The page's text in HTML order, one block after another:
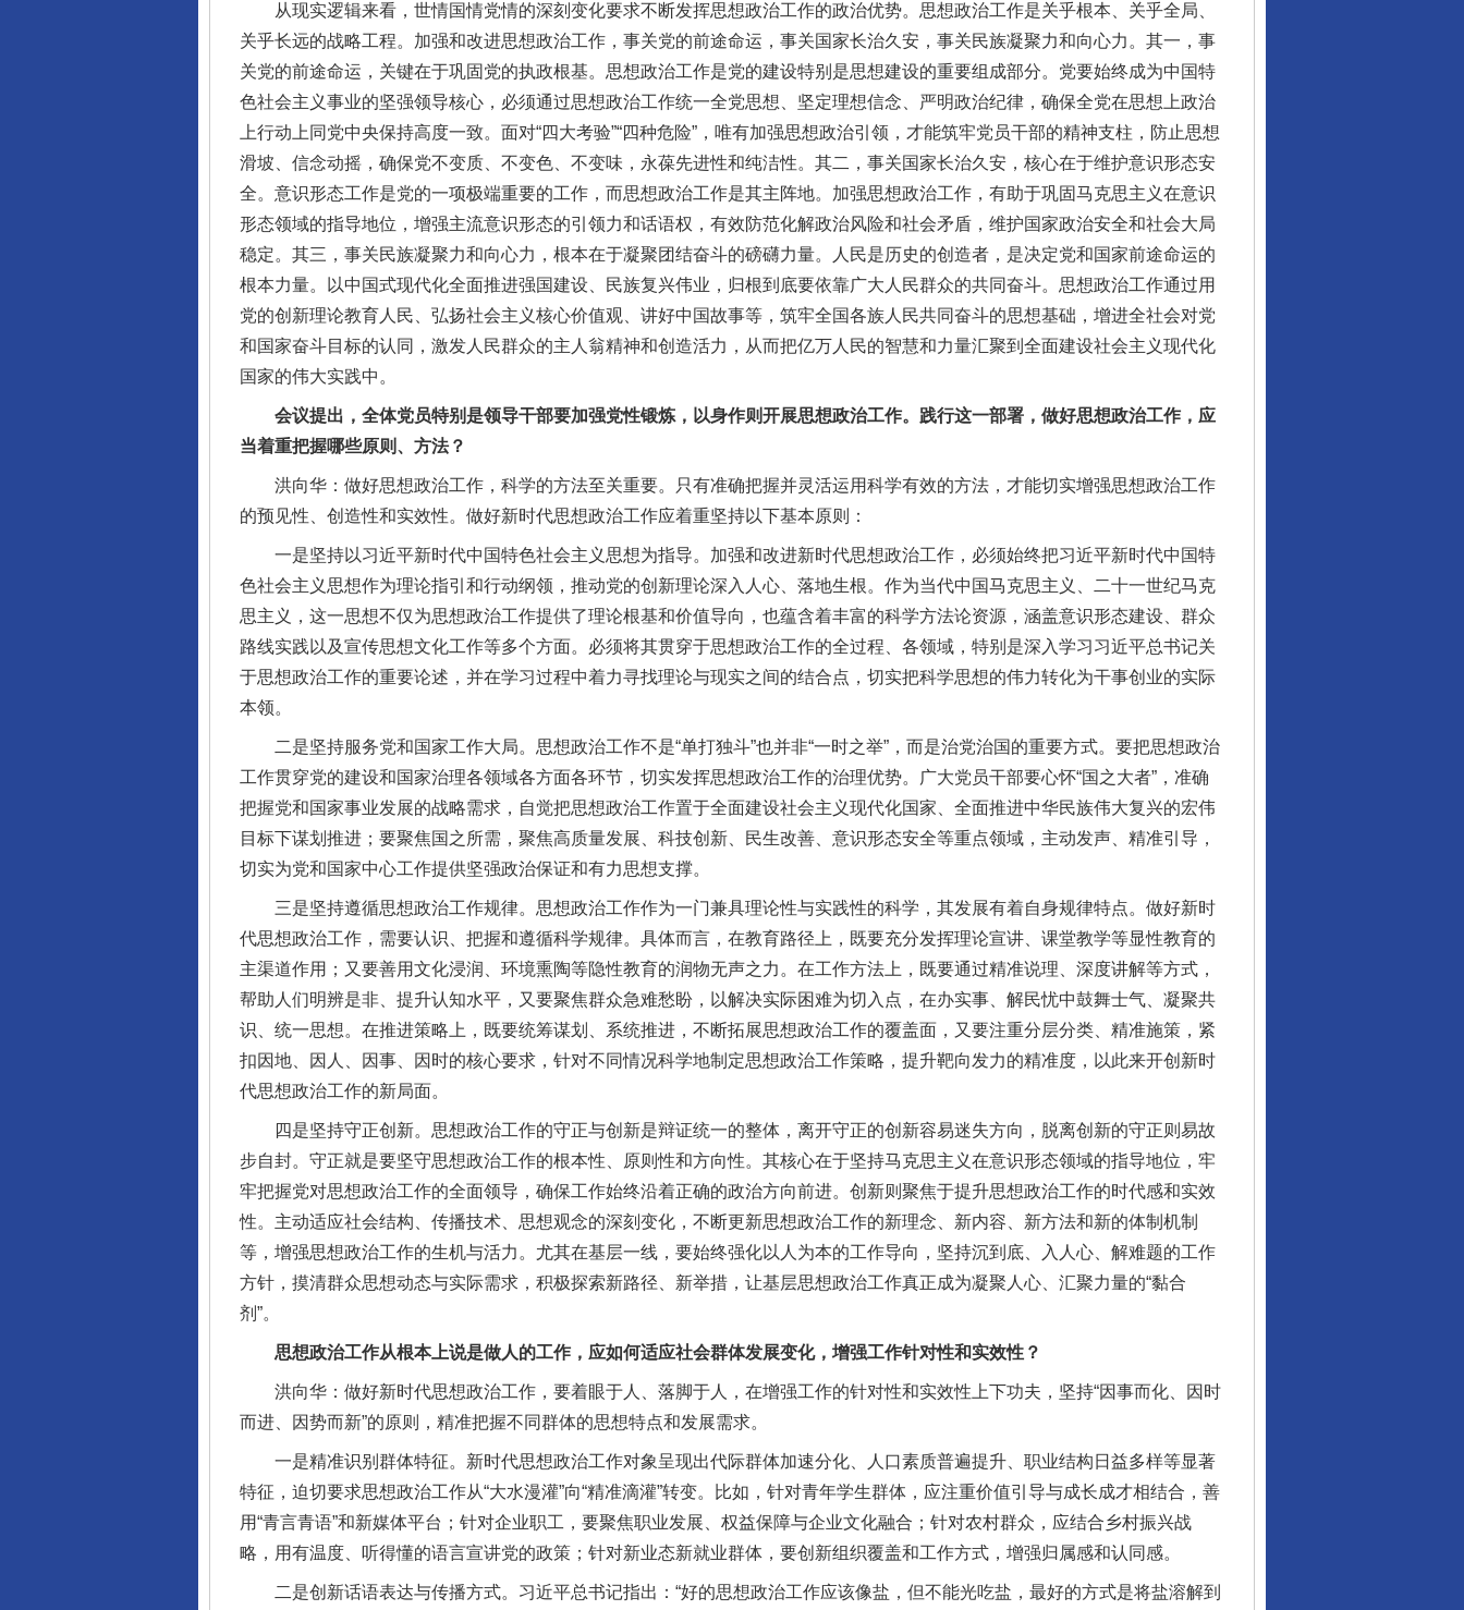
从现实逻辑来看，世情国情党情的深刻变化要求不断发挥思想政治工作的政治优势。思想政治工作是关乎根本、关乎全局、
关乎长远的战略工程。加强和改进思想政治工作，事关党的前途命运，事关国家长治久安，事关民族凝聚力和向心力。其一，事
关党的前途命运，关键在于巩固党的执政根基。思想政治工作是党的建设特别是思想建设的重要组成部分。党要始终成为中国特
色社会主义事业的坚强领导核心，必须通过思想政治工作统一全党思想、坚定理想信念、严明政治纪律，确保全党在思想上政治
上行动上同党中央保持高度一致。面对“四大考验”“四种危险”，唯有加强思想政治引领，才能筑牢党员干部的精神支柱，防止思想
滑坡、信念动摇，确保党不变质、不变色、不变味，永葆先进性和纯洁性。其二，事关国家长治久安，核心在于维护意识形态安
全。意识形态工作是党的一项极端重要的工作，而思想政治工作是其主阵地。加强思想政治工作，有助于巩固马克思主义在意识
形态领域的指导地位，增强主流意识形态的引领力和话语权，有效防范化解政治风险和社会矛盾，维护国家政治安全和社会大局
稳定。其三，事关民族凝聚力和向心力，根本在于凝聚团结奋斗的磅礴力量。人民是历史的创造者，是决定党和国家前途命运的
根本力量。以中国式现代化全面推进强国建设、民族复兴伟业，归根到底要依靠广大人民群众的共同奋斗。思想政治工作通过用
党的创新理论教育人民、弘扬社会主义核心价值观、讲好中国故事等，筑牢全国各族人民共同奋斗的思想基础，增进全社会对党
和国家奋斗目标的认同，激发人民群众的主人翁精神和创造活力，从而把亿万人民的智慧和力量汇聚到全面建设社会主义现代化
国家的伟大实践中。
会议提出，全体党员特别是领导干部要加强党性锻炼，以身作则开展思想政治工作。践行这一部署，做好思想政治工作，应
当着重把握哪些原则、方法？
洪向华：做好思想政治工作，科学的方法至关重要。只有准确把握并灵活运用科学有效的方法，才能切实增强思想政治工作
的预见性、创造性和实效性。做好新时代思想政治工作应着重坚持以下基本原则：
一是坚持以习近平新时代中国特色社会主义思想为指导。加强和改进新时代思想政治工作，必须始终把习近平新时代中国特
色社会主义思想作为理论指引和行动纲领，推动党的创新理论深入人心、落地生根。作为当代中国马克思主义、二十一世纪马克
思主义，这一思想不仅为思想政治工作提供了理论根基和价值导向，也蕴含着丰富的科学方法论资源，涵盖意识形态建设、群众
路线实践以及宣传思想文化工作等多个方面。必须将其贯穿于思想政治工作的全过程、各领域，特别是深入学习习近平总书记关
于思想政治工作的重要论述，并在学习过程中着力寻找理论与现实之间的结合点，切实把科学思想的伟力转化为干事创业的实际
本领。
二是坚持服务党和国家工作大局。思想政治工作不是“单打独斗”也并非“一时之举”，而是治党治国的重要方式。要把思想政治
工作贯穿党的建设和国家治理各领域各方面各环节，切实发挥思想政治工作的治理优势。广大党员干部要心怀“国之大者”，准确
把握党和国家事业发展的战略需求，自觉把思想政治工作置于全面建设社会主义现代化国家、全面推进中华民族伟大复兴的宏伟
目标下谋划推进；要聚焦国之所需，聚焦高质量发展、科技创新、民生改善、意识形态安全等重点领域，主动发声、精准引导，
切实为党和国家中心工作提供坚强政治保证和有力思想支撑。
三是坚持遵循思想政治工作规律。思想政治工作作为一门兼具理论性与实践性的科学，其发展有着自身规律特点。做好新时
代思想政治工作，需要认识、把握和遵循科学规律。具体而言，在教育路径上，既要充分发挥理论宣讲、课堂教学等显性教育的
主渠道作用；又要善用文化浸润、环境熏陶等隐性教育的润物无声之力。在工作方法上，既要通过精准说理、深度讲解等方式，
帮助人们明辨是非、提升认知水平，又要聚焦群众急难愁盼，以解决实际困难为切入点，在办实事、解民忧中鼓舞士气、凝聚共
识、统一思想。在推进策略上，既要统筹谋划、系统推进，不断拓展思想政治工作的覆盖面，又要注重分层分类、精准施策，紧
扣因地、因人、因事、因时的核心要求，针对不同情况科学地制定思想政治工作策略，提升靶向发力的精准度，以此来开创新时
代思想政治工作的新局面。
四是坚持守正创新。思想政治工作的守正与创新是辩证统一的整体，离开守正的创新容易迷失方向，脱离创新的守正则易故
步自封。守正就是要坚守思想政治工作的根本性、原则性和方向性。其核心在于坚持马克思主义在意识形态领域的指导地位，牢
牢把握党对思想政治工作的全面领导，确保工作始终沿着正确的政治方向前进。创新则聚焦于提升思想政治工作的时代感和实效
性。主动适应社会结构、传播技术、思想观念的深刻变化，不断更新思想政治工作的新理念、新内容、新方法和新的体制机制
等，增强思想政治工作的生机与活力。尤其在基层一线，要始终强化以人为本的工作导向，坚持沉到底、入人心、解难题的工作
方针，摸清群众思想动态与实际需求，积极探索新路径、新举措，让基层思想政治工作真正成为凝聚人心、汇聚力量的“黏合
剂”。
思想政治工作从根本上说是做人的工作，应如何适应社会群体发展变化，增强工作针对性和实效性？
洪向华：做好新时代思想政治工作，要着眼于人、落脚于人，在增强工作的针对性和实效性上下功夫，坚持“因事而化、因时
而进、因势而新”的原则，精准把握不同群体的思想特点和发展需求。
一是精准识别群体特征。新时代思想政治工作对象呈现出代际群体加速分化、人口素质普遍提升、职业结构日益多样等显著
特征，迫切要求思想政治工作从“大水漫灌”向“精准滴灌”转变。比如，针对青年学生群体，应注重价值引导与成长成才相结合，善
用“青言青语”和新媒体平台；针对企业职工，要聚焦职业发展、权益保障与企业文化融合；针对农村群众，应结合乡村振兴战
略，用有温度、听得懂的语言宣讲党的政策；针对新业态新就业群体，要创新组织覆盖和工作方式，增强归属感和认同感。
二是创新话语表达与传播方式。习近平总书记指出：“好的思想政治工作应该像盐，但不能光吃盐，最好的方式是将盐溶解到